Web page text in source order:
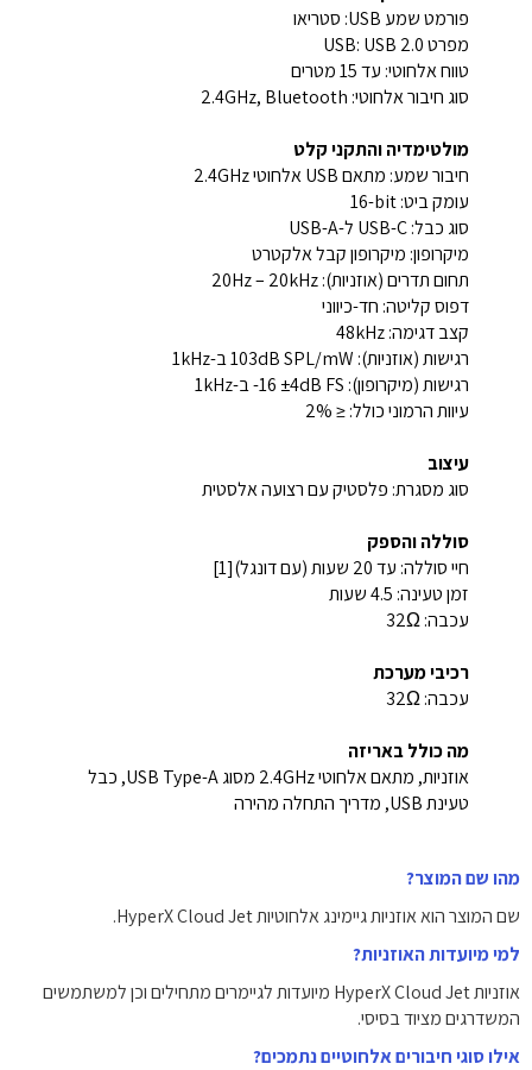
פורמט שמע USB: סטריאו
מפרט USB: USB 2.0
טווח אלחוטי: עד 15 מטרים
סוג חיבור אלחוטי: ‎2.4GHz‎, Bluetooth
מולטימדיה והתקני קלט
חיבור שמע: מתאם USB אלחוטי ‎2.4GHz‎
עומק ביט: ‎16-bit‎
סוג כבל: USB-C ל-USB-A
מיקרופון: מיקרופון קבל אלקטרט
תחום תדרים (אוזניות): ‎20Hz – 20kHz‎
דפוס קליטה: חד-כיווני
קצב דגימה: ‎48kHz‎
רגישות (אוזניות): ‎103dB SPL/mW‎ ב-‎1kHz‎
רגישות (מיקרופון): ‎-16 ±4dB FS‎ ב-‎1kHz‎
עיוות הרמוני כולל: ≤ ‎2%‎
עיצוב
סוג מסגרת: פלסטיק עם רצועה אלסטית
סוללה והספק
חיי סוללה: עד 20 שעות (עם דונגל)[1]
זמן טעינה: ‎4.5‎ שעות
עכבה: ‎32Ω‎
רכיבי מערכת
עכבה: ‎32Ω‎
מה כולל באריזה
אוזניות, מתאם אלחוטי ‎2.4GHz‎ מסוג ‎USB Type-A‎, כבל
טעינת ‎USB‎, מדריך התחלה מהירה
מהו שם המוצר?
שם המוצר הוא אוזניות גיימינג אלחוטיות HyperX Cloud Jet.
למי מיועדות האוזניות?
אוזניות HyperX Cloud Jet מיועדות לגיימרים מתחילים וכן למשתמשים
המשדרגים מציוד בסיסי.
אילו סוגי חיבורים אלחוטיים נתמכים?